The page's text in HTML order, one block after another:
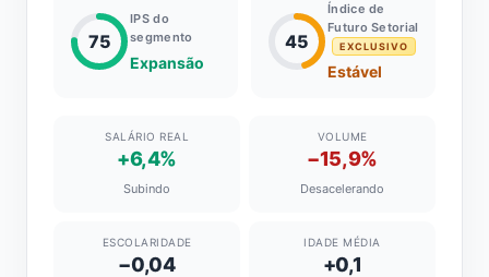
75
IPS do
segmento
Expansão
45
Índice de
Futuro Setorial
EXCLUSIVO
Estável
SALÁRIO REAL
+6,4%
Subindo
VOLUME
−15,9%
Desacelerando
ESCOLARIDADE
−0,04
IDADE MÉDIA
+0,1